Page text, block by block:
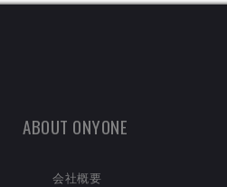
ABOUT ONYONE
会社概要